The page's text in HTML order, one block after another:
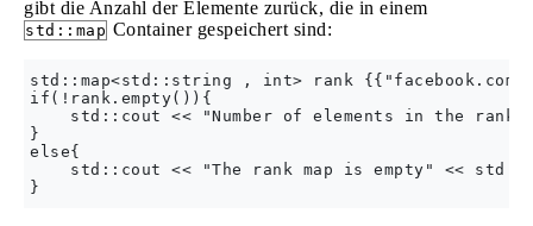
gibt die Anzahl der Elemente zurück, die in einem
std::map Container gespeichert sind:
std::map<std::string , int> rank
if(!rank.empty()){
std::cout << "Number of elements in the rank
}
else{
std::cout << "The rank map is empty" <<